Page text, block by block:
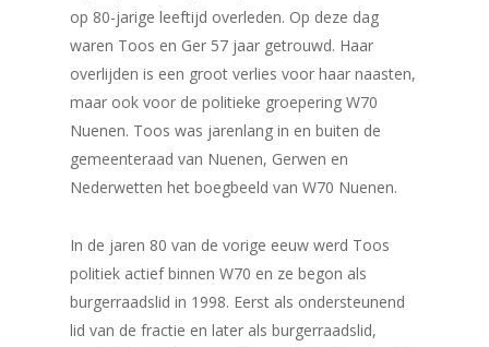
op 80-jarige leeftijd overleden. Op deze dag
waren Toos en Ger 57 jaar getrouwd. Haar
overlijden is een groot verlies voor haar naasten,
maar ook voor de politieke groepering W70
Nuenen. Toos was jarenlang in en buiten de
gemeenteraad van Nuenen, Gerwen en
Nederwetten het boegbeeld van W70 Nuenen.
In de jaren 80 van de vorige eeuw werd Toos
politiek actief binnen W70 en ze begon als
burgerraadslid in 1998. Eerst als ondersteunend
lid van de fractie en later als burgerraadslid,